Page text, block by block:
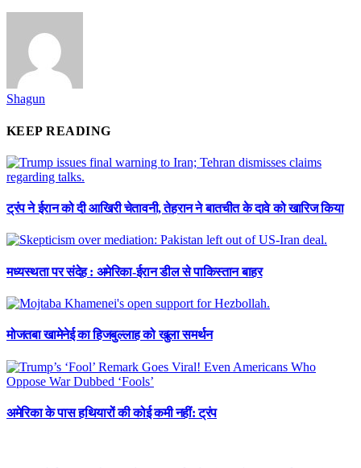
Shagun
KEEP READING
ट्रंप ने ईरान को दी आखिरी चेतावनी, तेहरान ने बातचीत के दावे को खारिज किया
मध्यस्थता पर संदेह : अमेरिका-ईरान डील से पाकिस्तान बाहर
मोजतबा खामेनेई का हिजबुल्लाह को खुला समर्थन
अमेरिका के पास हथियारों की कोई कमी नहीं: ट्रंप